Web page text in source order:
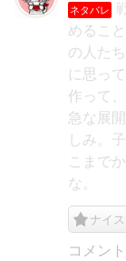
ネタバレ
めるこ
の人た
に思っ
作って
急な展
しみ。
こまで
な。
ナイス
コメン